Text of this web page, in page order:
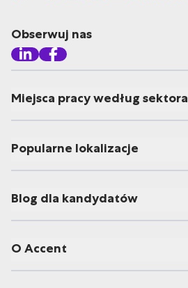
Obserwuj nas
Miejsca pracy według sektora
Popularne lokalizacje
Blog dla kandydatów
O Accent